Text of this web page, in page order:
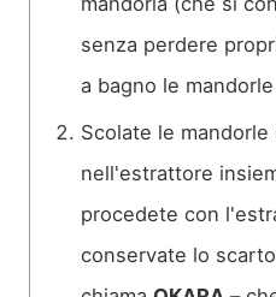
senza perdere
a bagno le
Scolate le
nell'estrattore
procedete con
conservate lo